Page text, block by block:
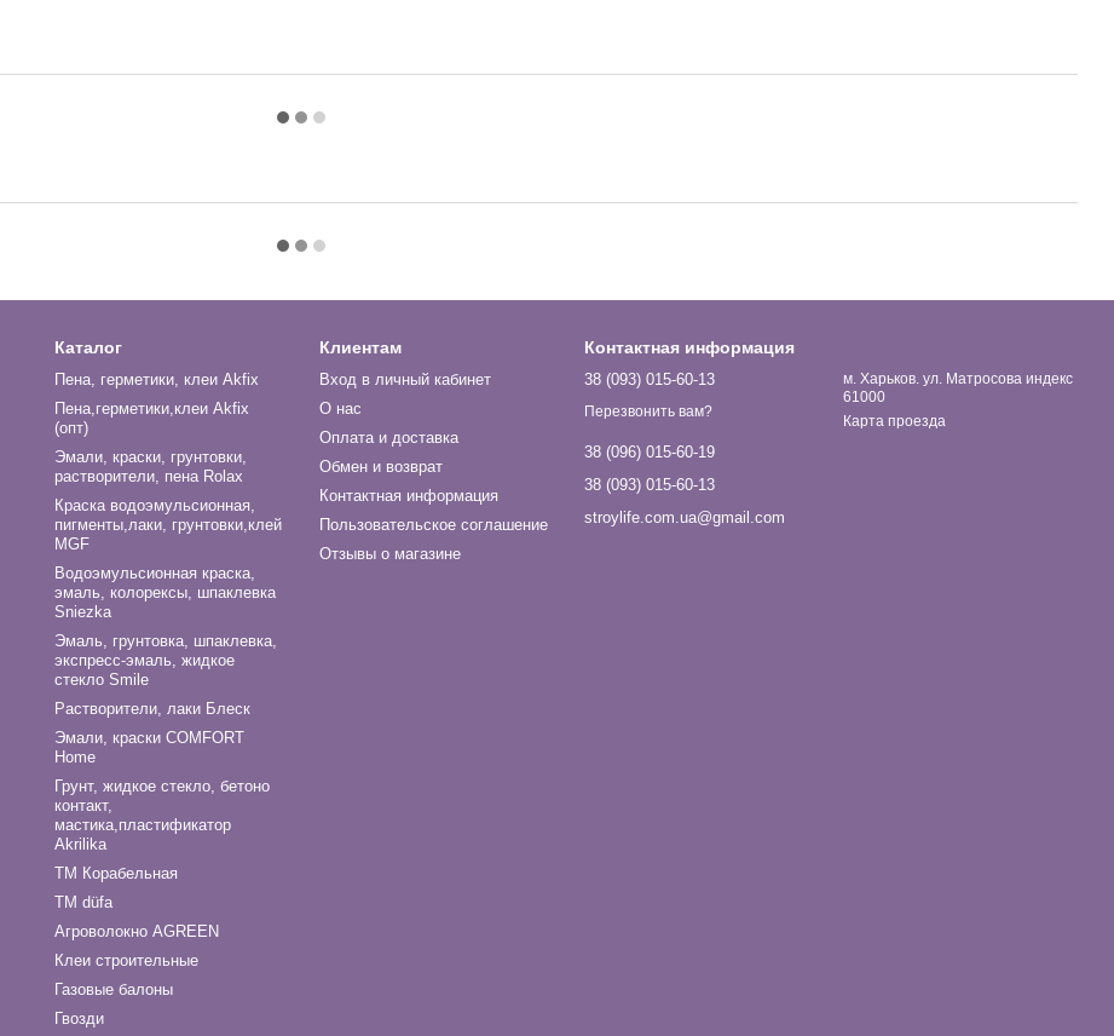
Каталог
Пена, герметики, клеи Akfix
Пена,герметики,клеи Akfix
(опт)
Эмали, краски, грунтовки,
растворители, пена Rolax
Краска водоэмульсионная,
пигменты,лаки, грунтовки,клей
MGF
Водоэмульсионная краска,
эмаль, колорексы, шпаклевка
Sniezka
Эмаль, грунтовка, шпаклевка,
экспресс-эмаль, жидкое
стекло Smile
Растворители, лаки Блеск
Эмали, краски COMFORT
Home
Грунт, жидкое стекло, бетоно
контакт,
мастика,пластификатор
Akrilika
ТМ Корабельная
ТМ düfa
Агроволокно AGREEN
Клеи строительные
Газовые балоны
Гвозди
Клиентам
Вход в личный кабинет
О нас
Оплата и доставка
Обмен и возврат
Контактная информация
Пользовательское соглашение
Отзывы о магазине
Контактная информация
38 (093) 015-60-13
Перезвонить вам?
38 (096) 015-60-19
38 (093) 015-60-13
stroylife.com.ua@gmail.com
м. Харьков. ул. Матросова индекс
61000
Карта проезда